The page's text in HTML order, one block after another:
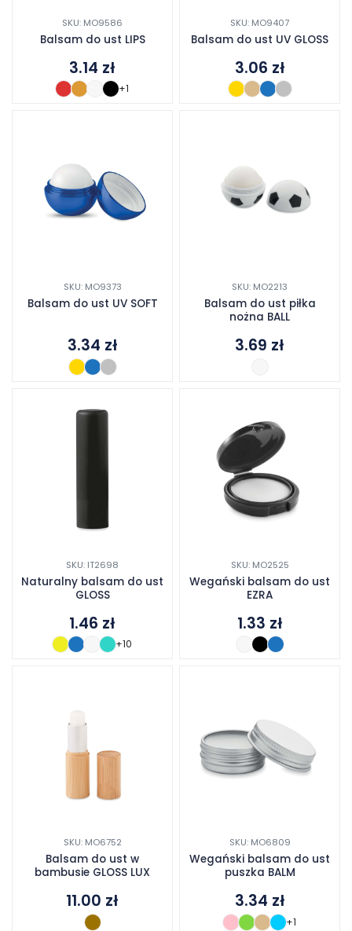
SKU: MO9586
Balsam do ust LIPS
3.14 zł
+1
SKU: MO9407
Balsam do ust UV GLOSS
3.06 zł
SKU: MO9373
Balsam do ust UV SOFT
3.34 zł
SKU: MO2213
Balsam do ust piłka
nożna BALL
3.69 zł
SKU: IT2698
Naturalny balsam do ust
GLOSS
1.46 zł
+10
SKU: MO2525
Wegański balsam do ust
EZRA
1.33 zł
SKU: MO6752
Balsam do ust w
bambusie GLOSS LUX
11.00 zł
SKU: MO6809
Wegański balsam do ust
puszka BALM
3.34 zł
+1